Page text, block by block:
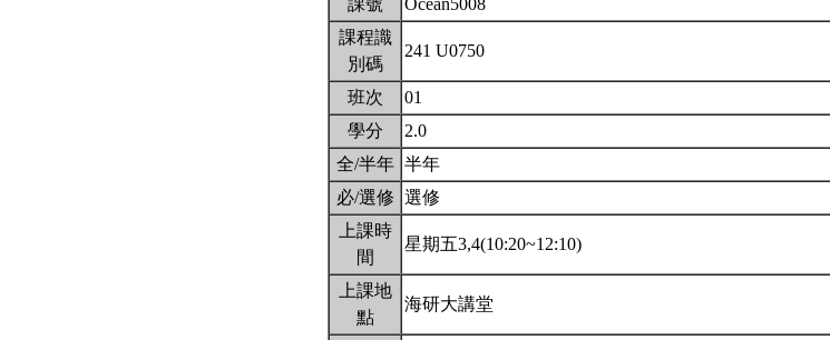
課號
Ocean5008
課程識
別碼
241 U0750
班次
01
學分
2.0
全/半年 半年
必/選修 選修
上課時
間
星期五3,4(10:20~12:10)
上課地
點
海研大講堂